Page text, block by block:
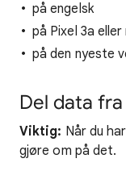
på engelsk
på Pixel 3a eller
på den nyeste
Del data
Viktig: Når du
gjøre om på det.